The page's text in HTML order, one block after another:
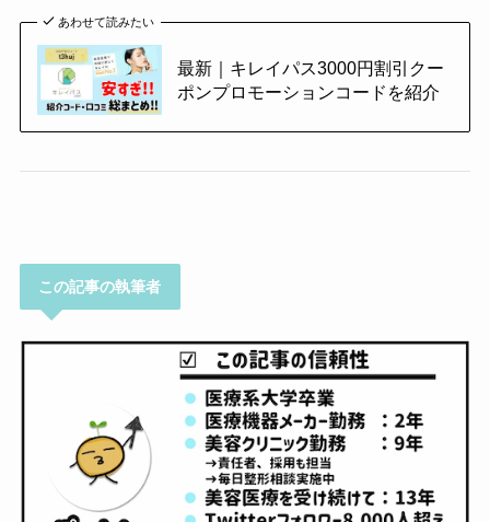
あわせて読みたい
最新｜キレイパス3000円割引クー
ポンプロモーションコードを紹介
この記事の執筆者